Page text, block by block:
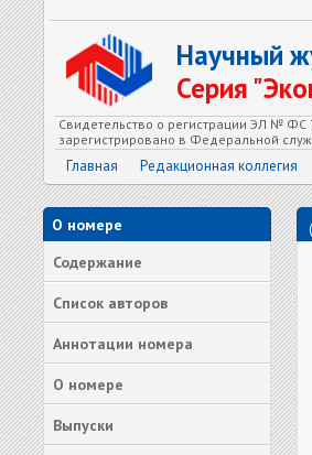
Научный
Серия
Свидетельство о регистрации ЭЛ № ФС
зарегистрировано в Федеральной
Главная Редакционная коллегия
О номере
Содержание
Список авторов
Аннотации номера
О номере
Выпуски